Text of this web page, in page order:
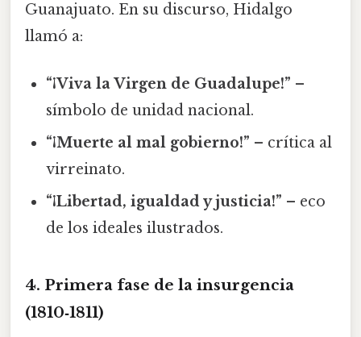
Guanajuato. En su discurso, Hidalgo
llamó a:
“¡Viva la Virgen de Guadalupe!” –
símbolo de unidad nacional.
“¡Muerte al mal gobierno!” – crítica al
virreinato.
“¡Libertad, igualdad y justicia!” – eco
de los ideales ilustrados.
4. Primera fase de la insurgencia
(1810‑1811)